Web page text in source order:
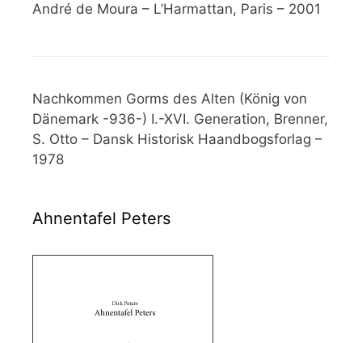
André de Moura – L’Harmattan, Paris – 2001
Nachkommen Gorms des Alten (König von
Dänemark -936-) I.-XVI. Generation, Brenner,
S. Otto – Dansk Historisk Haandbogsforlag –
1978
Ahnentafel Peters